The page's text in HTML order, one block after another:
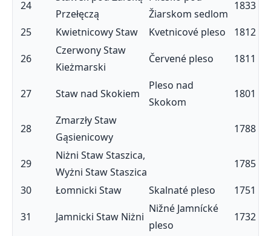
24
Przełęczą
Žiarskom sedlom
1833
25
Kwietnicowy Staw Kvetnicové pleso
1812
26
Czerwony Staw
Kieżmarski
Červené pleso 1811
27 Staw nad Skokiem
Pleso nad
Skokom
1801
28
Zmarzły Staw
Gąsienicowy
1788
29
Niżni Staw Staszica,
Wyżni Staw Staszica
1785
30
Łomnicki Staw Skalnaté pleso
1751
31
Jamnicki Staw Niżni
Nižné Jamnícké
pleso
1732